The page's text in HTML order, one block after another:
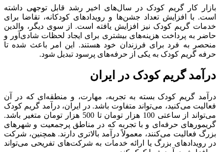
بازار کار گریم کودک در سال‌های اخیر رشد قابل توجهی داشته
است. با افزایش تعداد جشن‌ها و رویدادهای کودکانه، تقاضا برای
خدمات گریم کودک نیز افزایش یافته است. از سوی دیگر، والدین
حاضر به پرداخت هزینه‌های بیشتری برای ایجاد لحظات شادی‌آور و
منحصر به فرد برای فرزندان خود هستند. این امر باعث شده تا
حرفه گریم کودک به یکی از حرفه‌های پرسود تبدیل شود.
درآمد گریم کودک در ایران
درآمد گریم کودک بسته به تجربه، مهارت، و منطقه‌ای که در آن
فعالیت می‌کنید، می‌تواند متفاوت باشد. در ایران، درآمد گریم کودک
می‌تواند از ساعتی 100 هزار تومان تا 500 هزار تومان متغیر باشد.
گریمورهای حرفه‌ای و با تجربه که در مناطق پرجمعیت و شهرهای
بزرگ فعالیت می‌کنند، معمولاً درآمد بالاتری دارند. همچنین، شرکت
در رویدادهای بزرگ یا ارائه خدمات به شرکت‌های تفریحی می‌تواند